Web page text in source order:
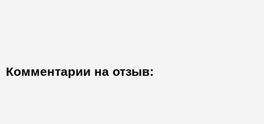
Комментарии на отзыв: